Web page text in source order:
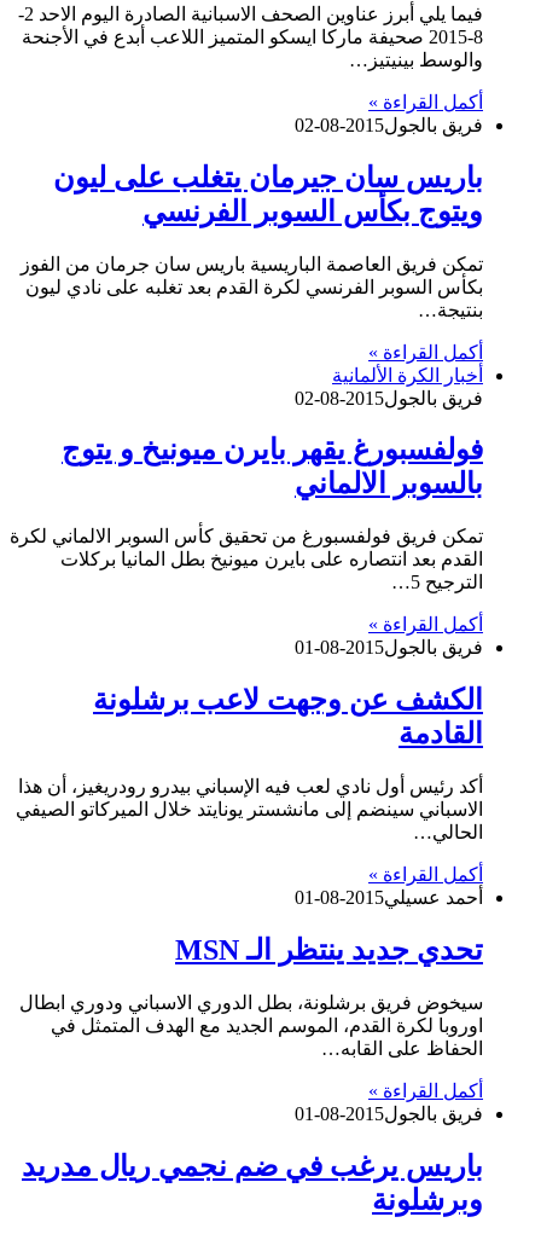
فيما يلي أبرز عناوين الصحف الاسبانية الصادرة اليوم الاحد 2-
8-2015 صحيفة ماركا ايسكو المتميز اللاعب أبدع في الأجنحة
والوسط بينيتيز…
أكمل القراءة »
فريق بالجول2015-08-02
باريس سان جيرمان يتغلب على ليون
ويتوج بكأس السوبر الفرنسي
تمكن فريق العاصمة الباريسية باريس سان جرمان من الفوز
بكأس السوبر الفرنسي لكرة القدم بعد تغلبه على نادي ليون
بنتيجة…
أكمل القراءة »
أخبار الكرة الألمانية
فريق بالجول2015-08-02
فولفسبورغ يقهر بايرن ميونيخ و يتوج
بالسوبر الالماني
تمكن فريق فولفسبورغ من تحقيق كأس السوبر الالماني لكرة
القدم بعد انتصاره على بايرن ميونيخ بطل المانيا بركلات
الترجيح 5…
أكمل القراءة »
فريق بالجول2015-08-01
الكشف عن وجهت لاعب برشلونة
القادمة
أكد رئيس أول نادي لعب فيه الإسباني بيدرو رودريغيز، أن هذا
الاسباني سينضم إلى مانشستر يونايتد خلال الميركاتو الصيفي
الحالي…
أكمل القراءة »
أحمد عسيلي2015-08-01
تحدي جديد ينتظر الـ MSN
سيخوض فريق برشلونة، بطل الدوري الاسباني ودوري ابطال
اوروبا لكرة القدم، الموسم الجديد مع الهدف المتمثل في
الحفاظ على القابه…
أكمل القراءة »
فريق بالجول2015-08-01
باريس يرغب في ضم نجمي ريال مدريد
وبرشلونة